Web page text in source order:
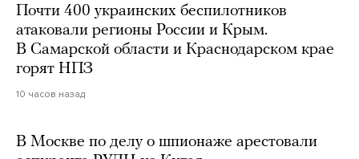
Почти 400 украинских беспилотников
атаковали регионы России и Крым.
В Самарской области и Краснодарском крае
горят НПЗ
10 часов назад
В Москве по делу о шпионаже арестовали